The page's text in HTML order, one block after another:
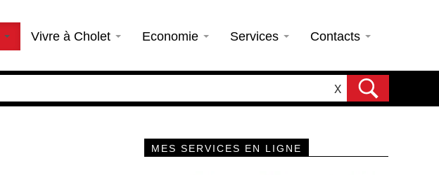
Vivre à Cholet Economie Services Contacts
X
MES SERVICES EN LIGNE